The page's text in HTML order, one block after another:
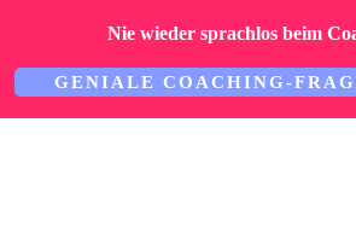
Nie wieder sprachlos beim
GENIALE COACHING-